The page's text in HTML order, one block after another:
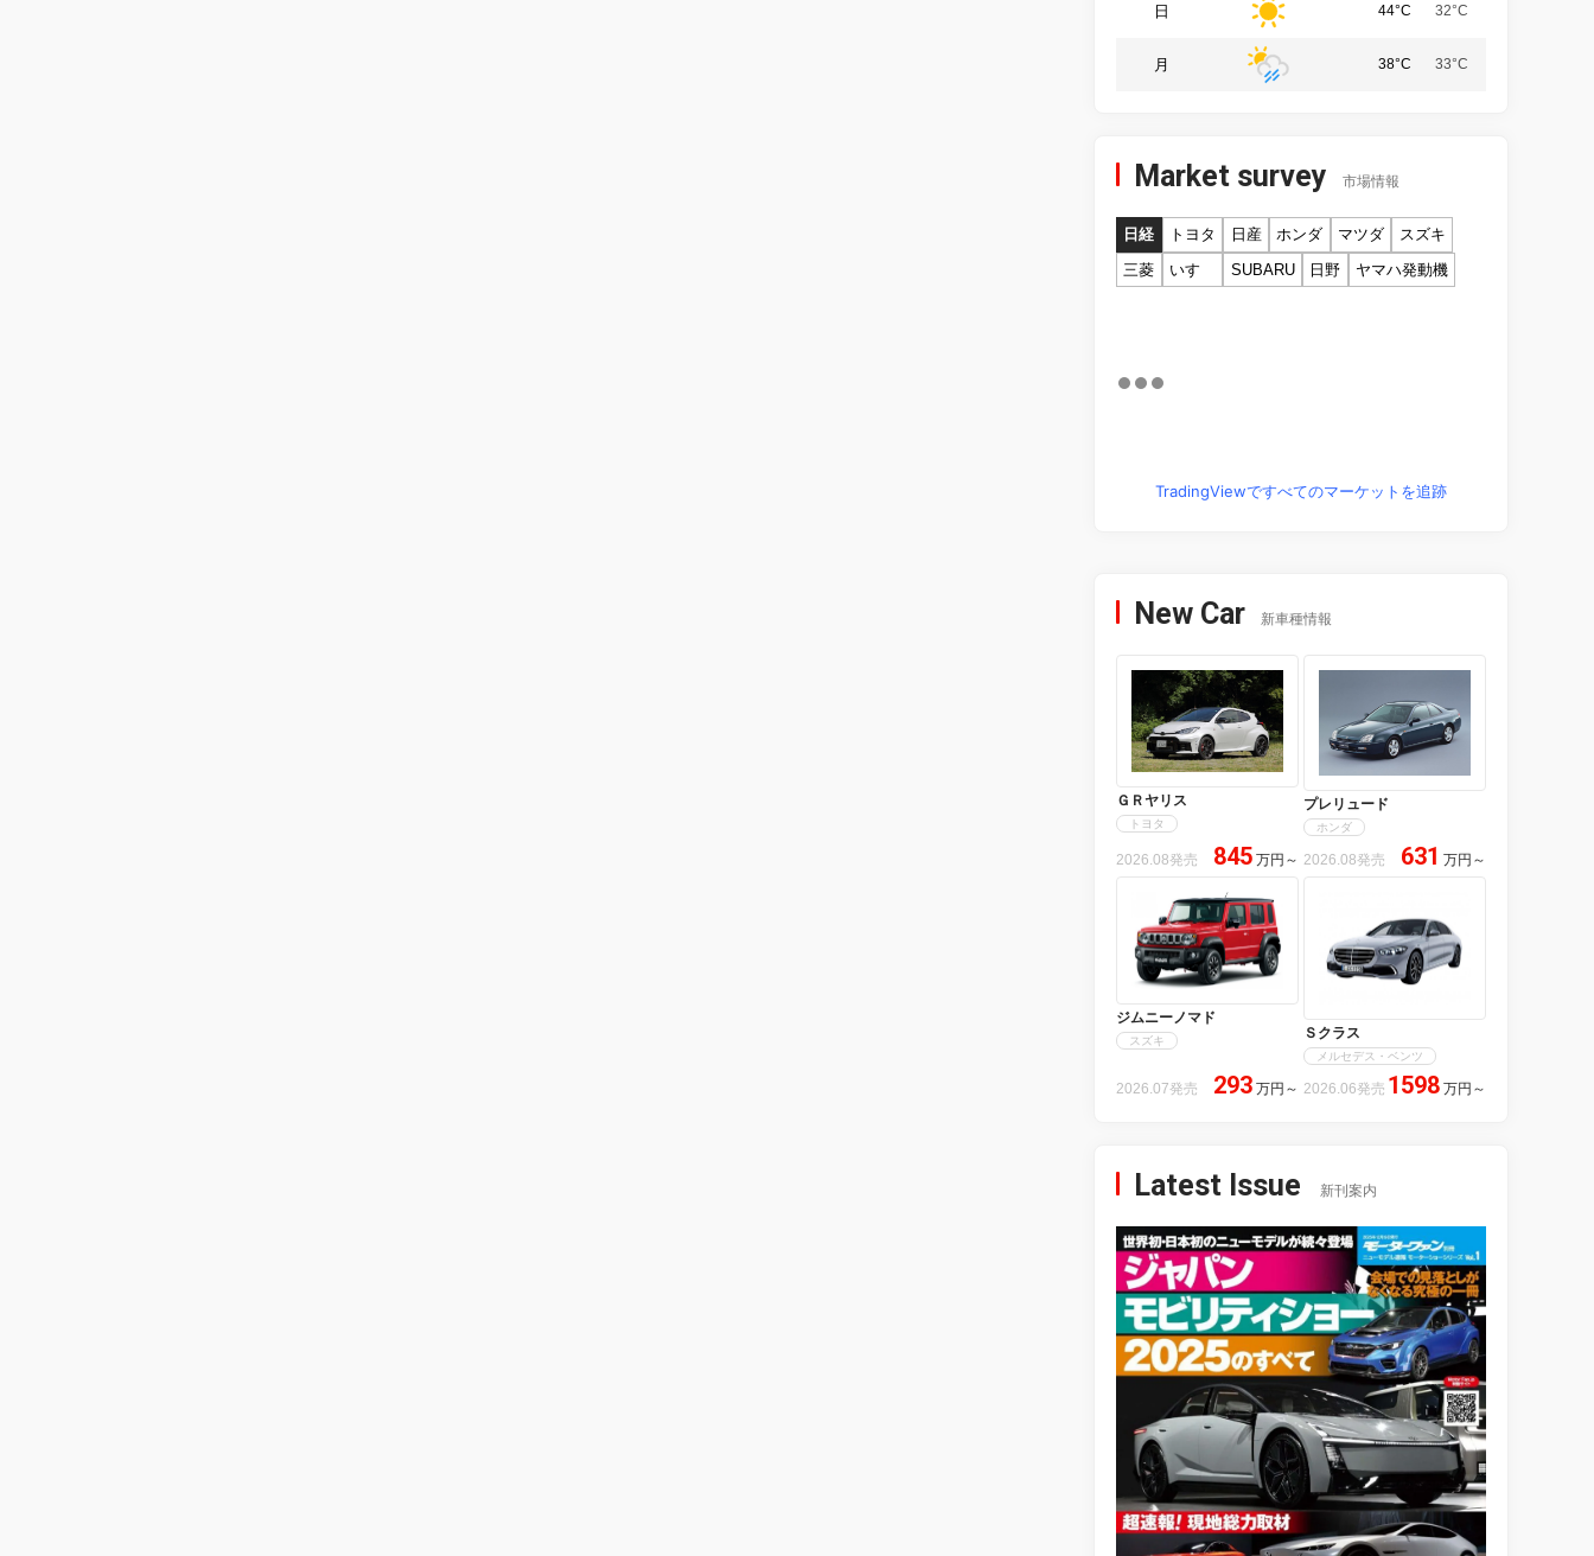
日 44°C 32°C
月 38°C 33°C
Market survey 市場情報
日経 トヨタ 日産 ホンダ マツダ
スズキ
三菱
いすゞ SUBARU 日野 ヤマハ発動機
TradingViewですべてのマーケットを追跡
New Car 新車種情報
ＧＲヤリス
トヨタ
2026.08発売 845 万円 ～
プレリュード
ホンダ
2026.08発売 631 万円 ～
ジムニーノマド
スズキ
2026.07発売 293 万円 ～
Ｓクラス
メルセデス・ベンツ
2026.06発売 1598 万円 ～
Latest Issue 新刊案内